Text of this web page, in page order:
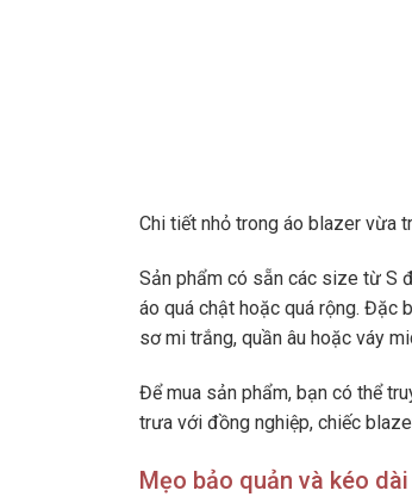
Chi tiết nhỏ trong áo blazer vừa
Sản phẩm có sẵn các size từ S
áo quá chật hoặc quá rộng. Đặc
sơ mi trắng, quần âu hoặc váy
Để mua sản phẩm, bạn có thể
trưa với đồng nghiệp, chiếc
Mẹo bảo quản và kéo